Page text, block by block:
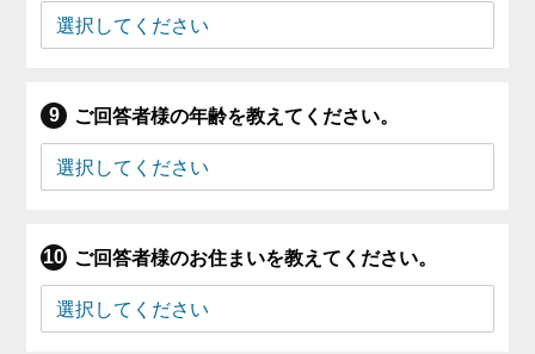
ご回答者様の年齢を教えてください。
ご回答者様のお住まいを教えてください。